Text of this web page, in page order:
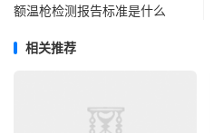
额温枪检测报告标准是什么
相关推荐